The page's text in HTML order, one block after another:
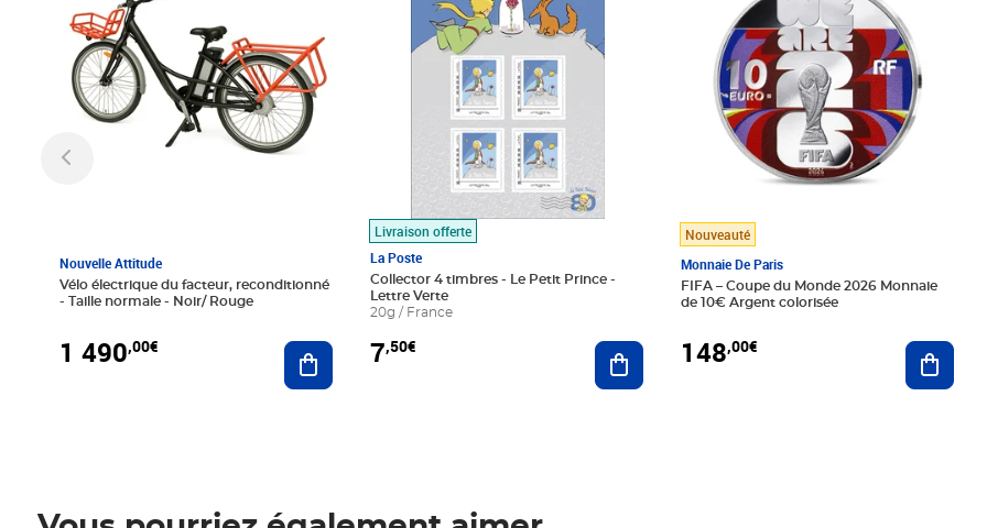
Nouvelle Attitude
Vélo électrique du facteur, reconditionné
- Taille normale - Noir/ Rouge
1 490,00€ Ajouter au panier
Livraison offerte
La Poste
Collector 4 timbres - Le Petit Prince -
Lettre Verte
20g / France
7,50€ Ajouter au panier
Nouveauté
Monnaie De Paris
FIFA – Coupe du Monde 2026 Monnaie
de 10€ Argent colorisée
148,00€